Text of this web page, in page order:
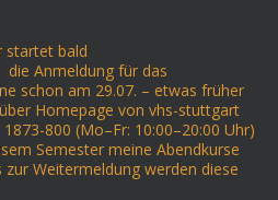
startet bald
Anmeldung für das
schon am 29.07. – etwas früher
Homepage von vhs-stuttgart
800 (Mo–Fr: 10:00–20:00 Uhr)
Semester meine Abendkurse
Weitermeldung werden diese